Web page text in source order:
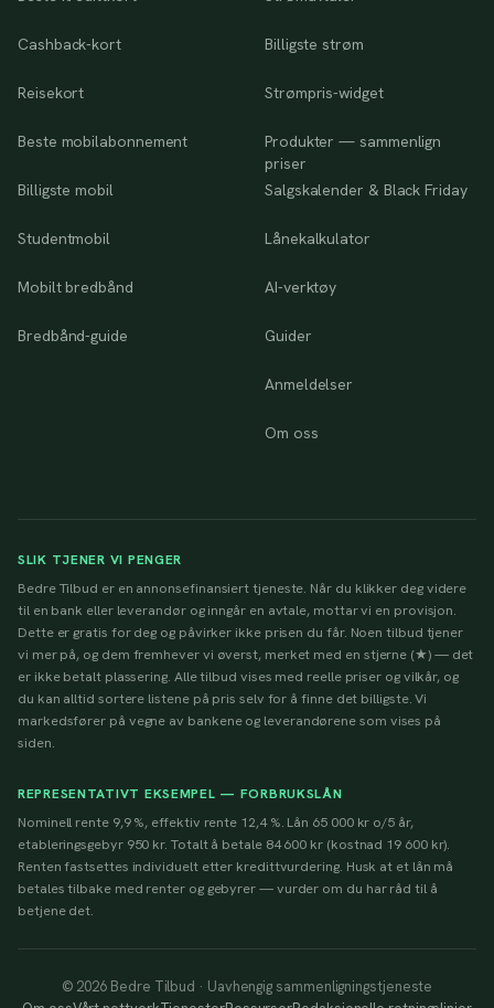
Cashback-kort
Reisekort
Beste mobilabonnement
Billigste mobil
Studentmobil
Mobilt bredbånd
Bredbånd-guide
Billigste strøm
Strømpris-widget
Produkter — sammenlign
priser
Salgskalender & Black Friday
Lånekalkulator
AI-verktøy
Guider
Anmeldelser
Om oss
SLIK TJENER VI PENGER
Bedre Tilbud er en annonsefinansiert tjeneste. Når du klikker deg videre
til en bank eller leverandør og inngår en avtale, mottar vi en provisjon.
Dette er gratis for deg og påvirker ikke prisen du får. Noen tilbud tjener
vi mer på, og dem fremhever vi øverst, merket med en stjerne (★) — det
er ikke betalt plassering. Alle tilbud vises med reelle priser og vilkår, og
du kan alltid sortere listene på pris selv for å finne det billigste. Vi
markedsfører på vegne av bankene og leverandørene som vises på
siden.
REPRESENTATIVT EKSEMPEL — FORBRUKSLÅN
Nominell rente 9,9 %, effektiv rente 12,4 %. Lån 65 000 kr o/5 år,
etableringsgebyr 950 kr. Totalt å betale 84 600 kr (kostnad 19 600 kr).
Renten fastsettes individuelt etter kredittvurdering. Husk at et lån må
betales tilbake med renter og gebyrer — vurder om du har råd til å
betjene det.
© 2026 Bedre Tilbud · Uavhengig sammenligningstjeneste